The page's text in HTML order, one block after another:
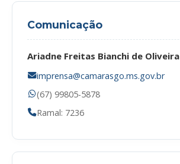
Comunicação
Ariadne Freitas Bianchi de Oliveira
imprensa@camarasgo.ms.gov.br
(67) 99805-5878
Ramal: 7236